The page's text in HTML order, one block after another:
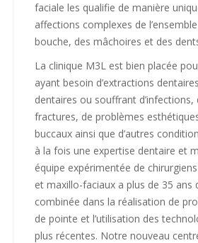
faciale les qualifie de manière
affections complexes de
bouche, des mâchoires et des
La clinique M3L est bien placée
ayant besoin d’extractions
dentaires ou souffrant d’infections,
fractures, de problèmes
buccaux ainsi que d’autres
à la fois une expertise dentaire et
équipe expérimentée de
et maxillo-faciaux a plus de 35 ans
combinée dans la réalisation de
de pointe et l’utilisation des
plus récentes. Notre nouveau